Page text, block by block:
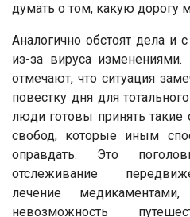
думать о том, какую дорогу
Аналогично обстоят дела и
из-за вируса
отмечают, что ситуация
повестку дня для
люди готовы принять такие
свобод, которые иным
оправдать. Это
отслеживание
лечение
невозможность